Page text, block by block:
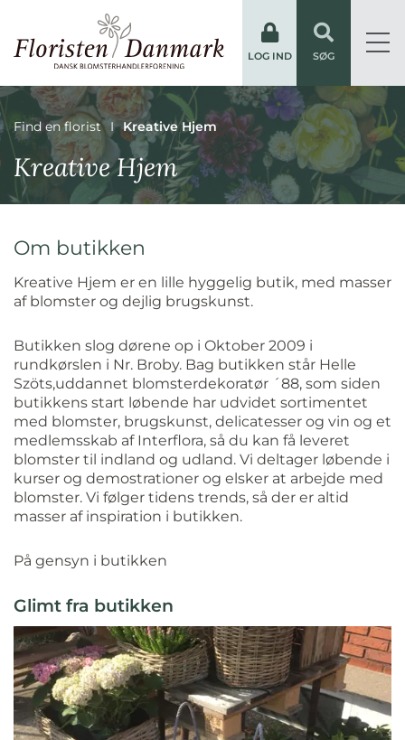
LOG IND SØG
Find en florist Kreative Hjem
Kreative Hjem
Om butikken
Kreative Hjem er en lille hyggelig butik, med masser
af blomster og dejlig brugskunst.​
Butikken slog dørene op i Oktober 2009 i
rundkørslen i Nr. Broby. Bag butikken står Helle
Szöts,uddannet blomsterdekoratør ´88, som siden
butikkens start løbende har udvidet sortimentet
med blomster, brugskunst, delicatesser og vin og et
medlemsskab af Interflora, så du kan få leveret
blomster til indland og udland. Vi deltager løbende i
kurser og demostrationer og elsker at arbejde med
blomster. Vi følger tidens trends, så der er altid
masser af inspiration i butikken.
På gensyn i butikken
Glimt fra butikken